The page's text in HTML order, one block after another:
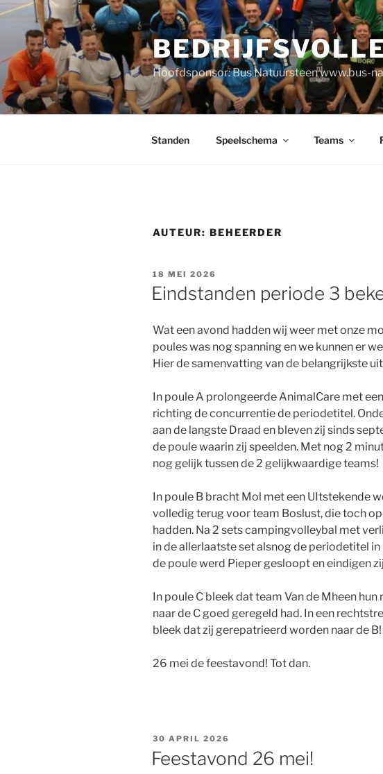
Ga
inhoud
Hoofdsponsor: Bus Natuursteen www.bus-
Standen Speelschema Teams
AUTEUR: BEHEERDER
GEPLAATST
OP
18 MEI 2026
Eindstanden periode 3
Wat een avond hadden wij weer met onze
poules was nog spanning en we kunnen er
Hier de samenvatting van de belangrijkste
In poule A prolongeerde AnimalCare met een
richting de concurrentie de periodetitel.
aan de langste Draad en bleven zij sinds
de poule waarin zij speelden. Met nog 2
nog gelijk tussen de 2 gelijkwaardige teams!
In poule B bracht Mol met een UItstekende
volledig terug voor team Boslust, die toch
hadden. Na 2 sets campingvolleybal met
in de allerlaatste set alsnog de periodetitel
de poule werd Pieper gesloopt en eindigen
In poule C bleek dat team Van de Mheen
naar de C goed geregeld had. In een
bleek dat zij gerepatrieerd worden naar de B!
26 mei de feestavond! Tot dan.
GEPLAATST
30 APRIL 2026
Feestavond 26 mei!